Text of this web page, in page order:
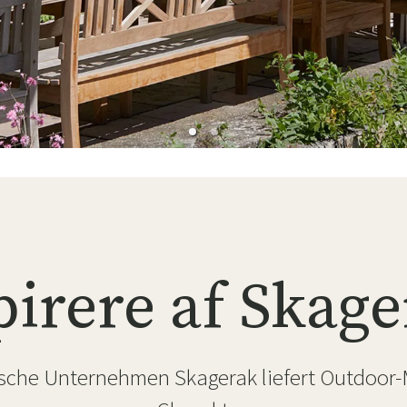
Hængestole
Produkter til vedligeholdelse
Småopbevaring
af
Unternehmen Skagerak liefert